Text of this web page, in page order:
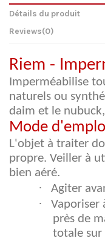
Détails du produit
Reviews(0)
Riem -
Imperméabilise
naturels ou
daim et le
Mode
L'objet à traiter
propre. Veiller à
bien aéré.
· Agiter
·
Vaporiser
près de
totale sur